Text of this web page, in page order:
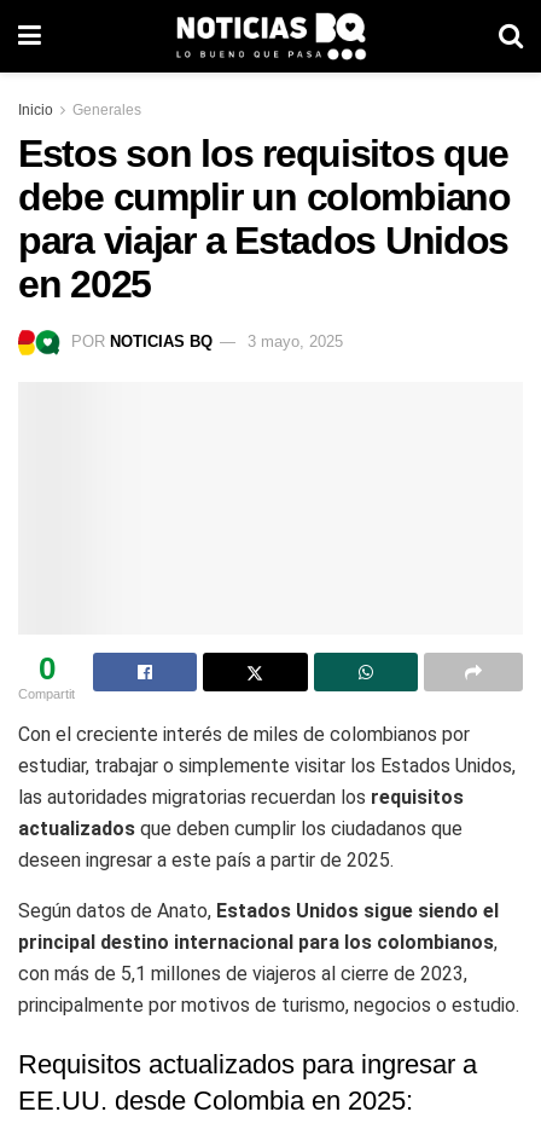
Inicio Generales
Estos son los requisitos que
debe cumplir un colombiano
para viajar a Estados Unidos
en 2025
POR NOTICIAS BQ 3 mayo, 2025
0
Compartit
Con el creciente interés de miles de colombianos por
estudiar, trabajar o simplemente visitar los Estados Unidos,
las autoridades migratorias recuerdan los requisitos
actualizados que deben cumplir los ciudadanos que
deseen ingresar a este país a partir de 2025.
Según datos de Anato, Estados Unidos sigue siendo el
principal destino internacional para los colombianos,
con más de 5,1 millones de viajeros al cierre de 2023,
principalmente por motivos de turismo, negocios o estudio.
Requisitos actualizados para ingresar a
EE.UU. desde Colombia en 2025: